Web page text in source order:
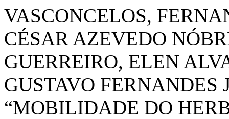
VASCONCELOS,
CÉSAR AZEVEDO
GUERREIRO, ELEN
GUSTAVO FERNANDES
“MOBILIDADE DO